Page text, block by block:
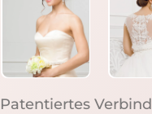
Patentiertes